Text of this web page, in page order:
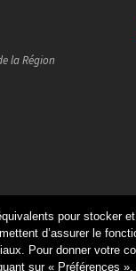
la Région
pour stocker
d’assurer le
Pour donner votre
sur « Préférences